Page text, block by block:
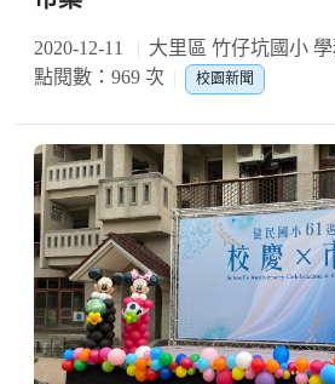
2020-12-11
大里區 竹仔坑國小
點閱數：969 次
校園新聞